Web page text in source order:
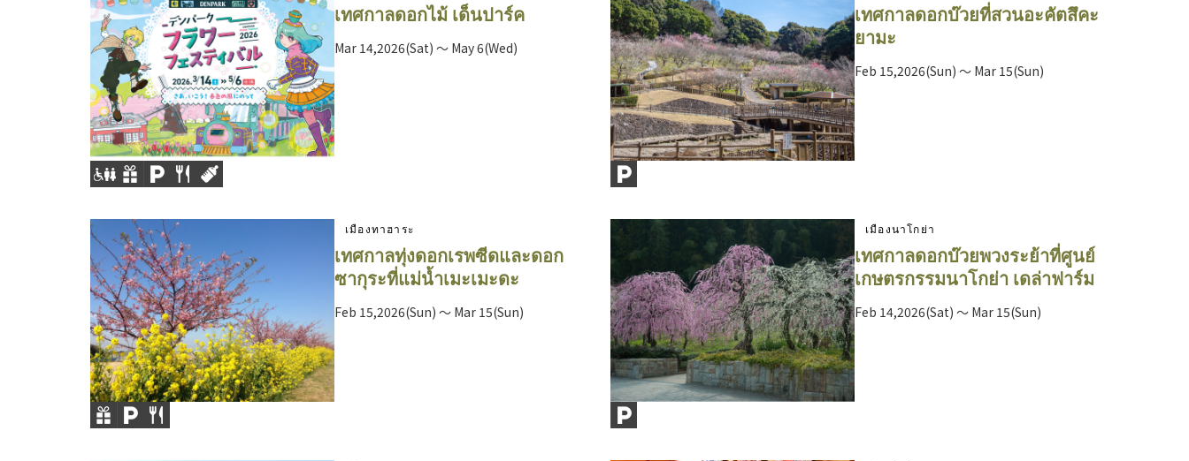
เทศกาลดอกไม้ เด็นปาร์ค
Mar 14,2026(Sat) ～ May 6(Wed)
เทศกาลดอกบ๊วยที่สวนอะคัตสึคะ
ยามะ
Feb 15,2026(Sun) ～ Mar 15(Sun)
เมืองทาฮาระ
เทศกาลทุ่งดอกเรพซีดและดอก
ซากุระที่แม่น้ำเมะเมะดะ
Feb 15,2026(Sun) ～ Mar 15(Sun)
เมืองนาโกย่า
เทศกาลดอกบ๊วยพวงระย้าที่ศูนย์
เกษตรกรรมนาโกย่า เดล่าฟาร์ม
Feb 14,2026(Sat) ～ Mar 15(Sun)